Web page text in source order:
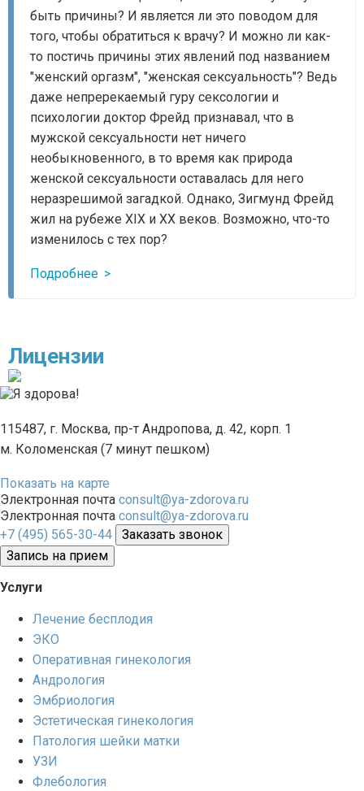
быть причины? И является ли это поводом для
того, чтобы обратиться к врачу? И можно ли как-
то постичь причины этих явлений под названием
"женский оргазм", "женская сексуальность"? Ведь
даже непререкаемый гуру сексологии и
психологии доктор Фрейд признавал, что в
мужской сексуальности нет ничего
необыкновенного, в то время как природа
женской сексуальности оставалась для него
неразрешимой загадкой. Однако, Зигмунд Фрейд
жил на рубеже XIX и XX веков. Возможно, что-то
изменилось с тех пор?
Подробнее
Лицензии
115487, г. Москва, пр-т Андропова, д. 42, корп. 1
м. Коломенская (7 минут пешком)
Показать на карте
Электронная почта consult@ya-zdorova.ru
Электронная почта consult@ya-zdorova.ru
+7 (495) 565-30-44
Заказать звонок
Запись на прием
Услуги
Лечение бесплодия
ЭКО
Оперативная гинекология
Андрология
Эмбриология
Эстетическая гинекология
Патология шейки матки
УЗИ
Флебология